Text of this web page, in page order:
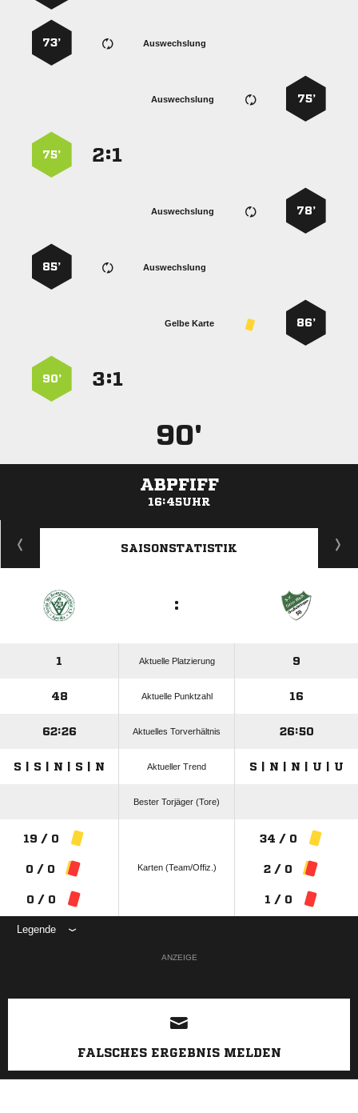
Auswechslung
73’
75’
Auswechslung
:
75’
78’
Auswechslung
Auswechslung
85’
86’
Gelbe Karte
:
90’
90'
ABPFIFF
16:45UHR
ANZEIGE
SAISONSTATISTIK
:
1 Aktuelle Platzierung 9
48 Aktuelle Punktzahl 16
62:26 Aktuelles Torverhältnis 26:50
S | S | N | S | N Aktueller Trend S | N | N | U | U
Bester Torjäger (Tore)
19 / 0
0 / 0
0 / 0
Karten (Team/Offiz.)
34 / 0
2 / 0
1 / 0
Legende
ANZEIGE
FALSCHES ERGEBNIS MELDEN